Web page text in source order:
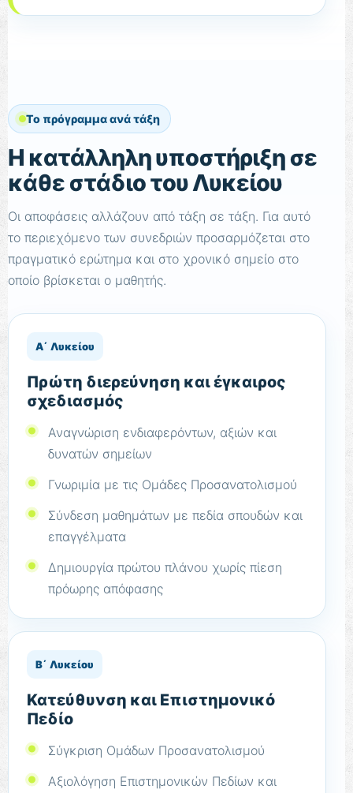
Το πρόγραμμα ανά τάξη
Η κατάλληλη υποστήριξη σε
κάθε στάδιο του Λυκείου
Οι αποφάσεις αλλάζουν από τάξη σε τάξη. Για αυτό
το περιεχόμενο των συνεδριών προσαρμόζεται στο
πραγματικό ερώτημα και στο χρονικό σημείο στο
οποίο βρίσκεται ο μαθητής.
Α΄ Λυκείου
Πρώτη διερεύνηση και έγκαιρος
σχεδιασμός
Αναγνώριση ενδιαφερόντων, αξιών και
δυνατών σημείων
Γνωριμία με τις Ομάδες Προσανατολισμού
Σύνδεση μαθημάτων με πεδία σπουδών και
επαγγέλματα
Δημιουργία πρώτου πλάνου χωρίς πίεση
πρόωρης απόφασης
Β΄ Λυκείου
Κατεύθυνση και Επιστημονικό
Πεδίο
Σύγκριση Ομάδων Προσανατολισμού
Αξιολόγηση Επιστημονικών Πεδίων και